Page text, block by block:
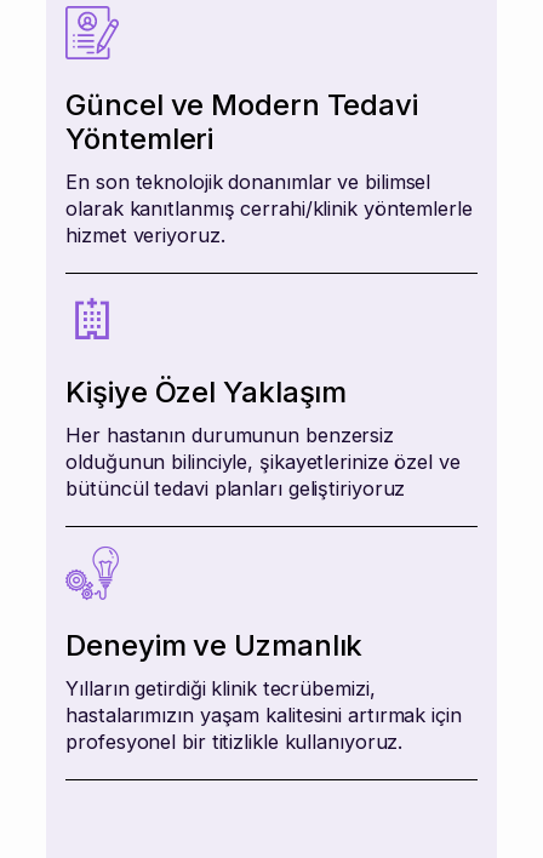
Güncel ve Modern Tedavi
Yöntemleri
En son teknolojik donanımlar ve bilimsel
olarak kanıtlanmış cerrahi/klinik yöntemlerle
hizmet veriyoruz.
Kişiye Özel Yaklaşım
Her hastanın durumunun benzersiz
olduğunun bilinciyle, şikayetlerinize özel ve
bütüncül tedavi planları geliştiriyoruz
Deneyim ve Uzmanlık
Yılların getirdiği klinik tecrübemizi,
hastalarımızın yaşam kalitesini artırmak için
profesyonel bir titizlikle kullanıyoruz.